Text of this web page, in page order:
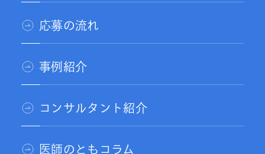
応募の流れ
事例紹介
コンサルタント紹介
医師のともコラム